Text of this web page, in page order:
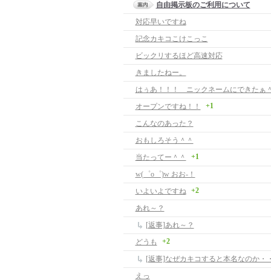
自由掲示板のご利用について
対応早いですね
記念カキコこけこっこ
ビックリするほど高速対応
きましたねー。
はぅあ！！！ ニックネームにできたぁ
オープンですね！！
+1
こんなのあった？
おもしろそう＾＾
当たってー＾＾
+1
w(゜o゜)w おお-！
いよいよですね
+2
あれ～？
[返事]あれ～？
どうも
+2
[返事]なぜカキコすると本名なのか・
えっ